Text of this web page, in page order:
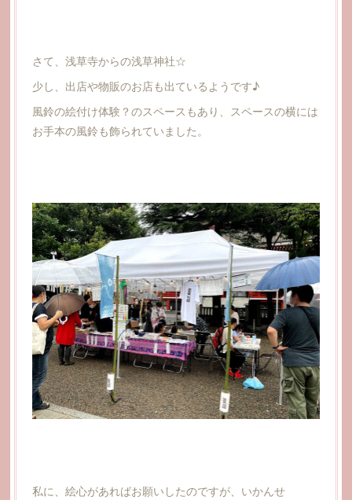
さて、浅草寺からの浅草神社☆
少し、出店や物販のお店も出ているようです♪
風鈴の絵付け体験？のスペースもあり、スペースの横には
お手本の風鈴も飾られていました。
私に、絵心があればお願いしたのですが、いかんせ